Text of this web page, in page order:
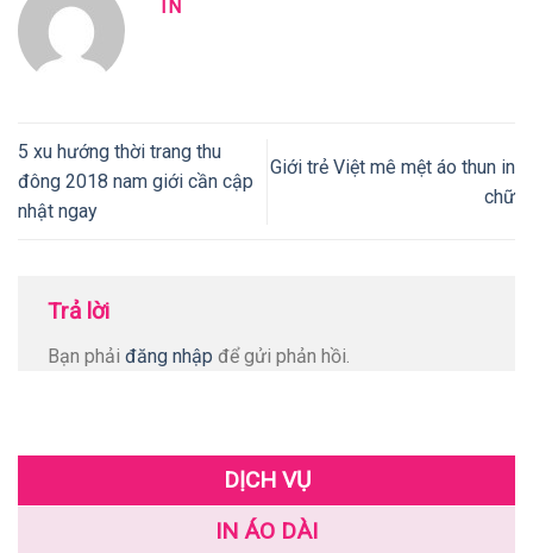
IN
5 xu hướng thời trang thu
đông 2018 nam giới cần cập
nhật ngay
Giới trẻ Việt mê mệt áo thun in
chữ
Trả lời
Bạn phải đăng nhập để gửi phản hồi.
DỊCH VỤ
IN ÁO DÀI